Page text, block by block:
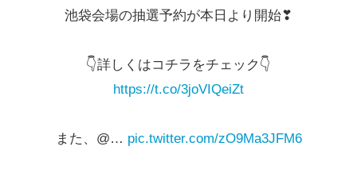
池袋会場の抽選予約が本日より開始❣
👇詳しくはコチラをチェック👇
https://t.co/3joVIQeiZt
また、@… pic.twitter.com/zO9Ma3JFM6